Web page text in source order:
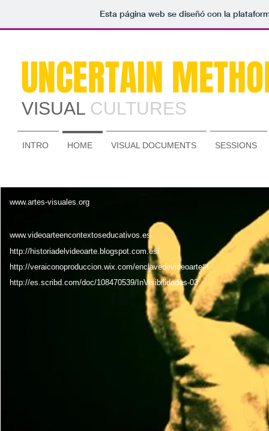
Esta página web se diseñó con la
UNCERTAIN
VISUAL CULTURES
INTRO HOME VISUAL DOCUMENTS SESSIONS
www.videoarteencontextoseducativos.es
http://historiadelvideoarte.blogspot.com.es/
www.artes-visuales.org
http://veraiconoproduccion.wix.com/enclavedevideoarte#!
http://es.scribd.com/doc/108470539/InVisibilidades-03